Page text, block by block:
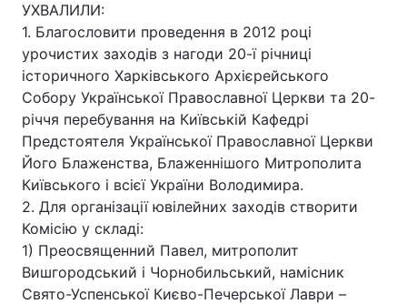
УХВАЛИЛИ:
1. Благословити проведення в 2012 році
урочистих заходів з нагоди 20-ї річниці
історичного Харківського Архієрейського
Собору Української Православної Церкви та 20-
річчя перебування на Київській Кафедрі
Предстоятеля Української Православної Церкви
Його Блаженства, Блаженнішого Митрополита
Київського і всієї України Володимира.
2. Для організації ювілейних заходів створити
Комісію у складі:
1) Преосвященний Павел, митрополит
Вишгородський і Чорнобильський, намісник
Свято-Успенської Києво-Печерської Лаври –